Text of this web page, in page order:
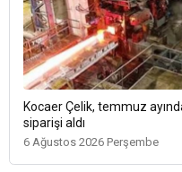
Kocaer Çelik, temmuz
siparişi aldı
6 Ağustos 2026 Perşembe